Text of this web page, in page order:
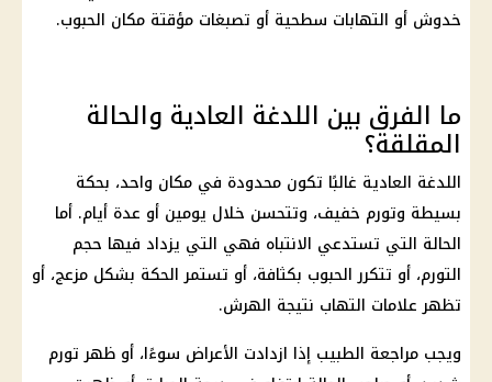
خدوش أو التهابات سطحية أو تصبغات مؤقتة مكان الحبوب.
ما الفرق بين اللدغة العادية والحالة
المقلقة؟
اللدغة العادية غالبًا تكون محدودة في مكان واحد، بحكة
بسيطة وتورم خفيف، وتتحسن خلال يومين أو عدة أيام. أما
الحالة التي تستدعي الانتباه فهي التي يزداد فيها حجم
التورم، أو تتكرر الحبوب بكثافة، أو تستمر الحكة بشكل مزعج، أو
تظهر علامات التهاب نتيجة الهرش.
ويجب مراجعة الطبيب إذا ازدادت الأعراض سوءًا، أو ظهر تورم